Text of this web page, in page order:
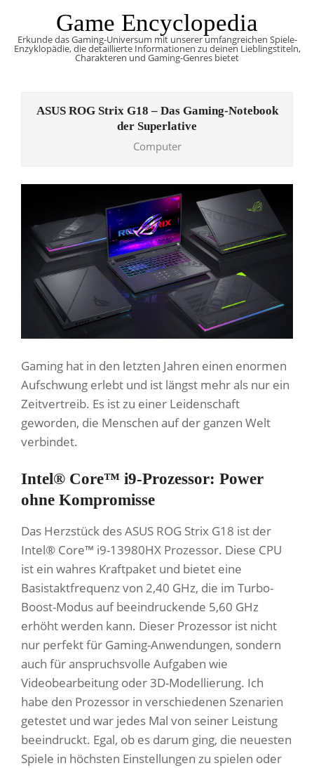
content
Game Encyclopedia
Erkunde das Gaming-Universum mit unserer umfangreichen Spiele-
Enzyklopädie, die detaillierte Informationen zu deinen Lieblingstiteln,
Charakteren und Gaming-Genres bietet
ASUS ROG Strix G18 – Das Gaming-Notebook
der Superlative
Computer
Gaming hat in den letzten Jahren einen enormen
Aufschwung erlebt und ist längst mehr als nur ein
Zeitvertreib. Es ist zu einer Leidenschaft
geworden, die Menschen auf der ganzen Welt
verbindet.
Intel® Core™ i9-Prozessor: Power
ohne Kompromisse
Das Herzstück des ASUS ROG Strix G18 ist der
Intel® Core™ i9-13980HX Prozessor. Diese CPU
ist ein wahres Kraftpaket und bietet eine
Basistaktfrequenz von 2,40 GHz, die im Turbo-
Boost-Modus auf beeindruckende 5,60 GHz
erhöht werden kann. Dieser Prozessor ist nicht
nur perfekt für Gaming-Anwendungen, sondern
auch für anspruchsvolle Aufgaben wie
Videobearbeitung oder 3D-Modellierung. Ich
habe den Prozessor in verschiedenen Szenarien
getestet und war jedes Mal von seiner Leistung
beeindruckt. Egal, ob es darum ging, die neuesten
Spiele in höchsten Einstellungen zu spielen oder